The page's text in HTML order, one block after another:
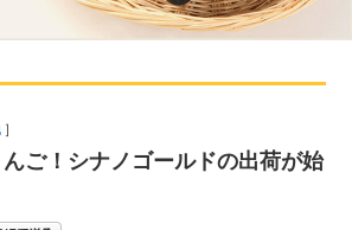
］
ご！シナノゴールドの出荷が始